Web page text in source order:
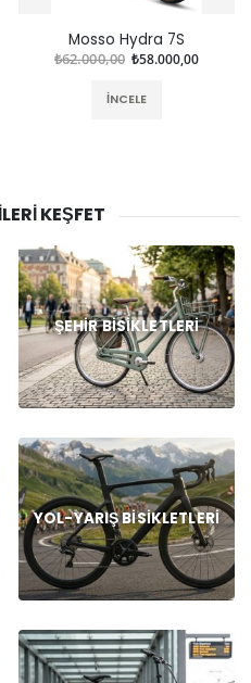
Mosso Hydra 7S
₺62.000,00 ₺58.000,00
İNCELE
KEŞFET
ŞEHIR BISIKLETLERI
YOL-YARIŞ BISIKLETLERI